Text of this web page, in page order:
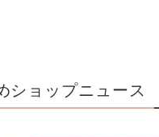
ショップニュース